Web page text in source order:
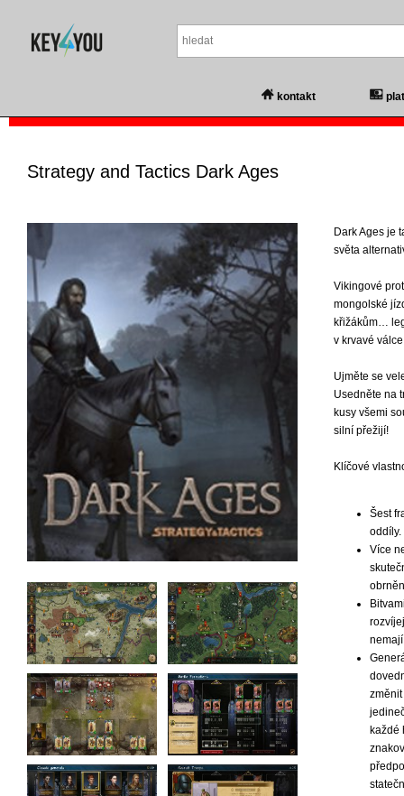
kontakt
Strategy and Tactics Dark Ages
Dark Ages je
světa
Vikingové
mongolské
křižákům…
v krvavé
Ujměte se
Usedněte na
kusy všemi
silní přežijí!
Klíčové
Šest
oddíly.
Více
každé